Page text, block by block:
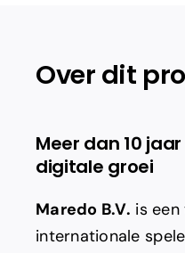
Branding
Over dit
Meer dan 10
digitale groei
Maredo B.V. is
internationale